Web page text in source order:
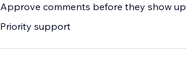
Approve comments before they show up
Priority support